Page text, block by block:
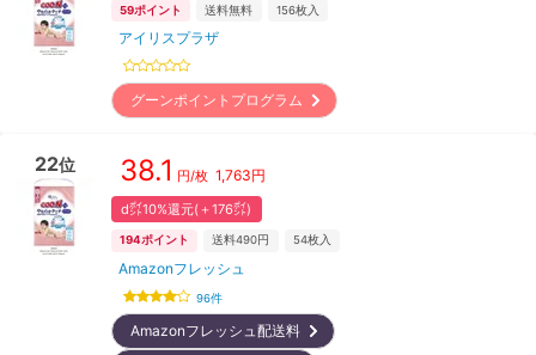
59ポイント 送料無料 156枚入
アイリスプラザ
グーンポイントプログラム
22位 38.1 円/枚 1,763円
d㌽10%還元(＋176㌽)
194ポイント 送料490円 54枚入
Amazonフレッシュ
96件
Amazonフレッシュ配送料